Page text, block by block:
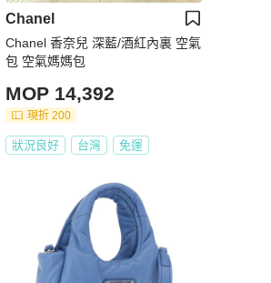
Chanel
Chanel 香奈兒 深藍/酒紅內裏 空氣
包 空氣媽媽包
MOP 14,392
現折 200
狀況良好 台灣 免運